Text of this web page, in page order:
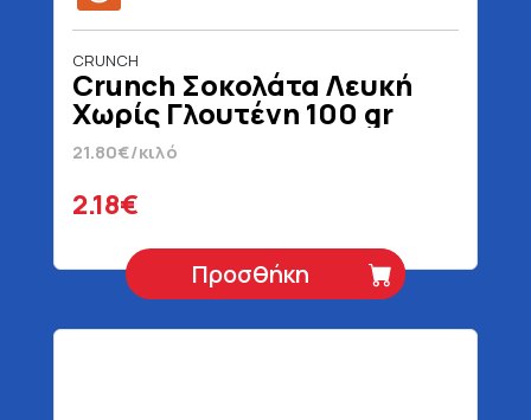
CRUNCH
Crunch Σοκολάτα Λευκή
Χωρίς Γλουτένη 100 gr
21.80€/κιλό
2.18€
Προσθήκη